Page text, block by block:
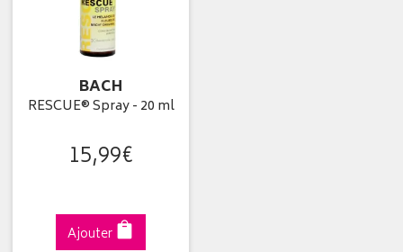
BACH
RESCUE® Spray - 20 ml
15,99€
Ajouter